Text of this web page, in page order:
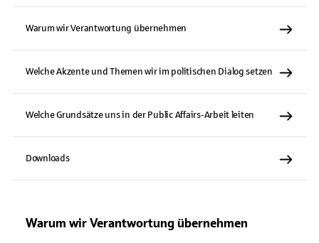
Warum wir Verantwortung übernehmen
Welche Akzente und Themen wir im politischen Dialog setzen
Welche Grundsätze uns in der Public Affairs-Arbeit leiten
Downloads
Warum wir Verantwortung übernehmen